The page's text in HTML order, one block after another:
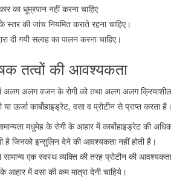
का धूम्रपान नहीं करना चाहिए
स्तर की जांच नियमित कराते रहना चाहिए।
दी गयी सलाह का पालन करना चाहिए।
तत्वों की आवश्यकता
अलग वजन के रोगी को तथा अलग अलग क्रियाशीलता
ऊर्जा कार्बोहाइड्रेट, वसा व प्रोटीन से प्राप्त करता है।
मधुमेह के रोगी के आहार में कार्बोहाइड्रेट की
है जिनको इन्सुलिन देने की आवश्यकता नहीं होती है।
सामान्य एक स्वस्थ व्यक्ति की तरह प्रोटीन की
आहार में वसा की कम मात्रा देनी चाहिये।